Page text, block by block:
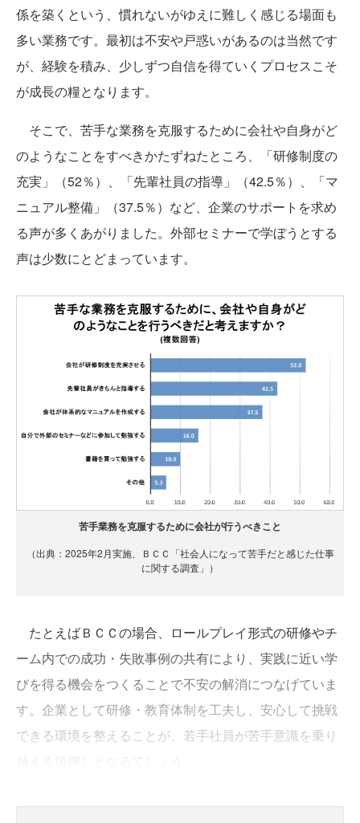
係を築くという、慣れないがゆえに難しく感じる場面も
多い業務です。最初は不安や戸惑いがあるのは当然です
が、経験を積み、少しずつ自信を得ていくプロセスこそ
が成長の糧となります。
そこで、苦手な業務を克服するために会社や自身がど
のようなことをすべきかたずねたところ、「研修制度の
充実」（52％）、「先輩社員の指導」（42.5％）、「マ
ニュアル整備」（37.5％）など、企業のサポートを求め
る声が多くあがりました。外部セミナーで学ぼうとする
声は少数にとどまっています。
苦手業務を克服するために会社が行うべきこと
（出典：2025年2月実施、ＢＣＣ「社会人になって苦手だと感じた仕事
に関する調査」）
たとえばＢＣＣの場合、ロールプレイ形式の研修やチ
ーム内での成功・失敗事例の共有により、実践に近い学
びを得る機会をつくることで不安の解消につなげていま
す。企業として研修・教育体制を工夫し、安心して挑戦
できる環境を整えることが、若手社員が苦手意識を乗り